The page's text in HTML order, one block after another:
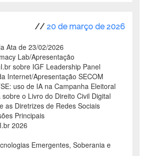
// 20 de março de 2026
Ata de 23/02/2026
Lab/Apresentação
sobre IGF Leadership Panel
Internet/Apresentação SECOM
uso de IA na Campanha Eleitoral
o Livro do Direito Civil Digital
as Diretrizes de Redes Sociais
Principais
2026
Emergentes, Soberania e